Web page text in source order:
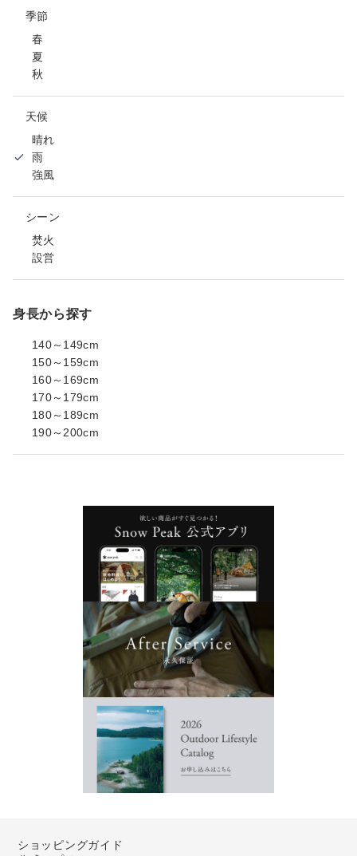
季節
春
夏
秋
天候
晴れ
雨
強風
シーン
焚火
設営
身長から探す
140～149cm
150～159cm
160～169cm
170～179cm
180～189cm
190～200cm
ショッピングガイド